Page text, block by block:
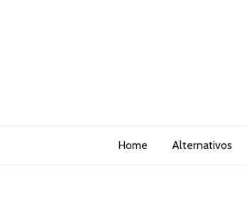
Home Alternativos